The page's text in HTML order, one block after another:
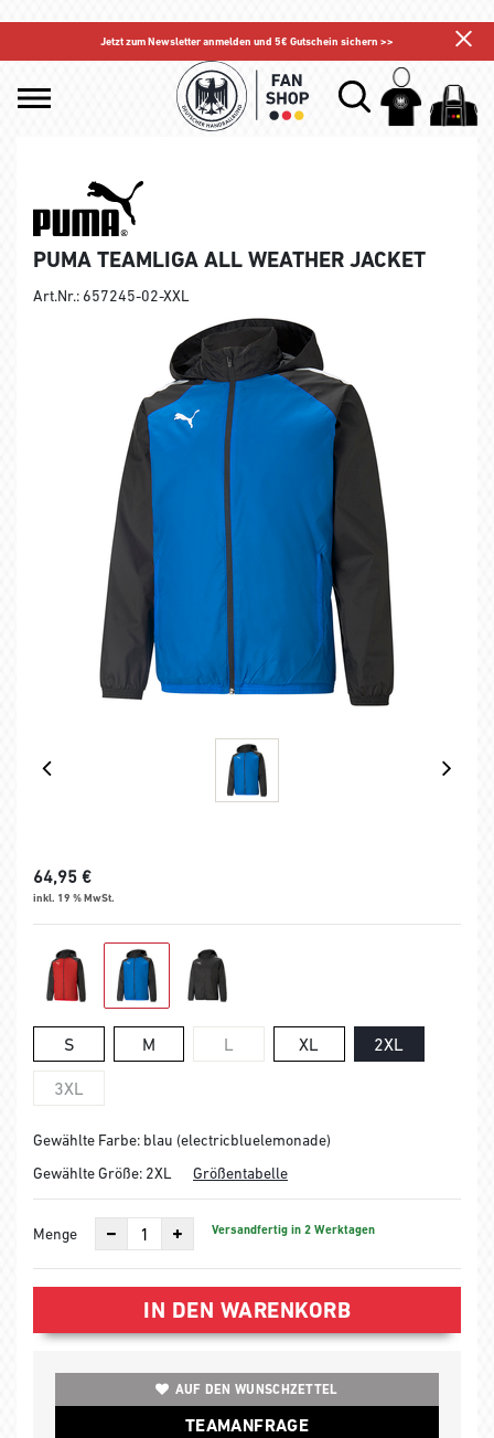
Jetzt zum Newsletter anmelden und 5€ Gutschein sichern >>
PUMA TEAMLIGA ALL WEATHER JACKET
Art.Nr.: 657245-02-XXL
64,95 €
inkl. 19 % MwSt.
S M L XL 2XL
3XL
Gewählte Farbe: blau (electricbluelemonade)
Gewählte Größe: 2XL Größentabelle
Menge Versandfertig in 2 Werktagen
IN DEN WARENKORB
AUF DEN WUNSCHZETTEL
TEAMANFRAGE